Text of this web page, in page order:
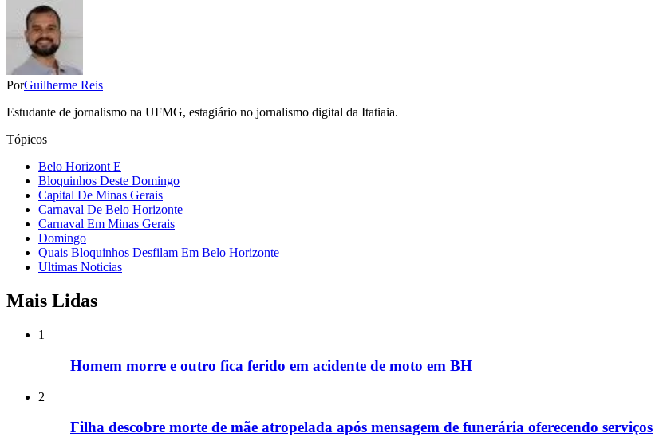
PorGuilherme Reis
Estudante de jornalismo na UFMG, estagiário no jornalismo digital da Itatiaia.
Tópicos
Belo Horizont E
Bloquinhos Deste Domingo
Capital De Minas Gerais
Carnaval De Belo Horizonte
Carnaval Em Minas Gerais
Domingo
Quais Bloquinhos Desfilam Em Belo Horizonte
Ultimas Noticias
Mais Lidas
1
Homem morre e outro fica ferido em acidente de moto em BH
2
Filha descobre morte de mãe atropelada após mensagem de funerária oferecendo serviços